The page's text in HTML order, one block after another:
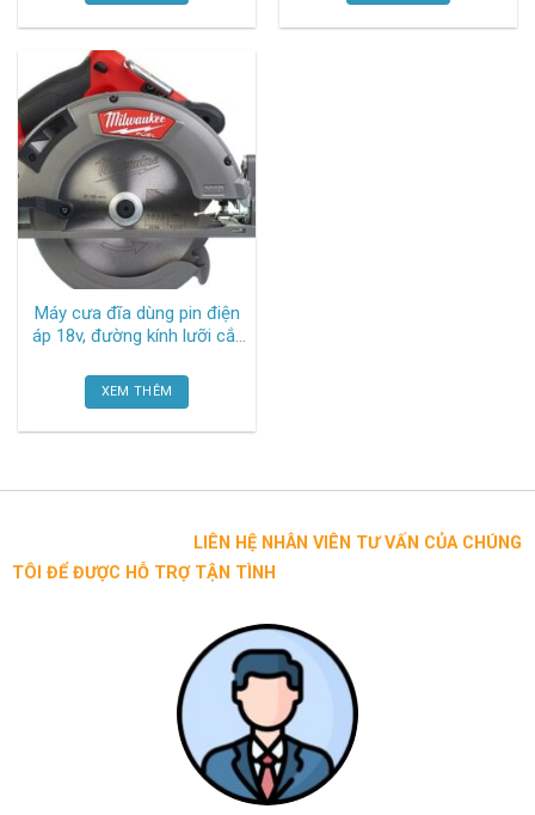
Máy cưa đĩa dùng pin điện
áp 18v, đường kính lưỡi cắt
(bare) Milwaukee
XEM THÊM
LIÊN HỆ NHÂN VIÊN TƯ VẤN CỦA CHÚNG
TÔI ĐỂ ĐƯỢC HỖ TRỢ TẬN TÌNH